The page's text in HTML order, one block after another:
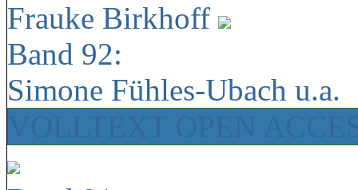
Frauke Birkhoff
Band 92:
Simone Fühles-Ubach u.a.